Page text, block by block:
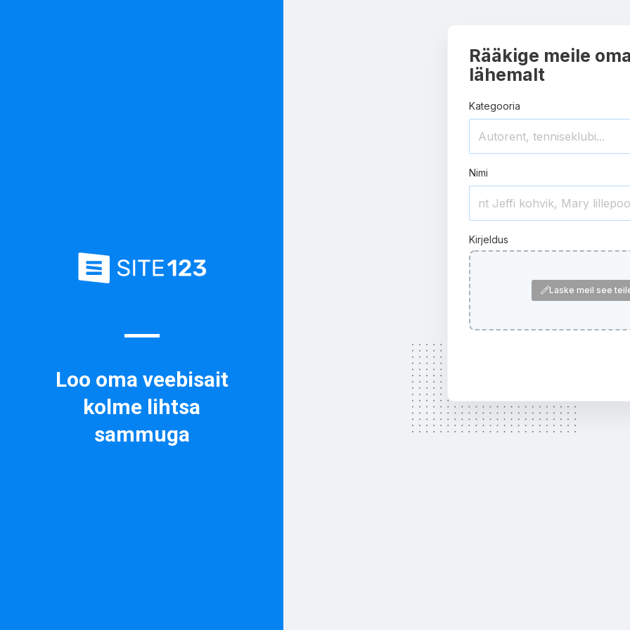
Loo oma veebisait
kolme lihtsa
sammuga
Rääkige meile
lähemalt
Kategooria
Nimi
Kirjeldus
Laske meil see